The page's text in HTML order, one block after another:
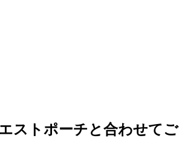
ストポーチと合わせてご